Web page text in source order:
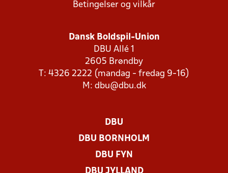
Betingelser og vilkår
Dansk Boldspil-Union
DBU Allé 1
2605 Brøndby
T: 4326 2222 (mandag - fredag 9-16)
M: dbu@dbu.dk
DBU
DBU BORNHOLM
DBU FYN